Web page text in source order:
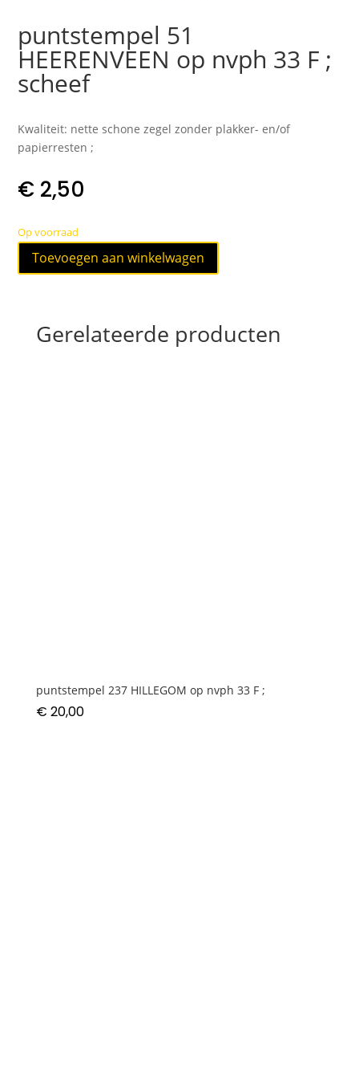
puntstempel 51
HEERENVEEN op nvph 33 F ;
scheef
Kwaliteit: nette schone zegel zonder plakker- en/of
papierresten ;
€ 2,50
Op voorraad
puntstempel
51
nvph
Toevoegen aan winkelwagen
Gerelateerde producten
puntstempel 237 HILLEGOM op nvph 33 F ;
€ 20,00